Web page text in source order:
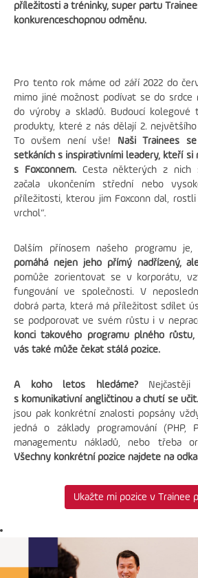
příležitosti a tréninky, super partu
konkurenceschopnou odměnu.
Pro tento rok máme od září 2022 do
mimo jiné možnost podívat se do srdce
do výroby a skladů. Budoucí kolegové
produkty, které z nás dělají 2.
To ovšem není vše! Naši Trainees
setkáních s inspirativními leadery, kteří si
s Foxconnem.Cesta některých z nich
začala ukončením střední nebo
příležitosti, kterou jim Foxconn dal, rostli
vrchol“.
Dalším přínosem našeho programu je,
pomáhá nejen jeho přímý nadřízený,
pomůže zorientovat se v korporátu,
fungování ve společnosti. V
dobrá parta, která má příležitost sdílet
se podporovat ve svém růstu i v
konci takového programu plného
vás také může čekat stálá pozice.
A koho letos hledáme? Nejčastěji
s komunikativní angličtinou a chutí se učit.
jsou pak konkrétní znalosti popsány
jedná o základy programování (PHP,
managementu nákladů, nebo třeba
Všechny konkrétní pozice najdete na
Ukažte mi pozice v Trainee